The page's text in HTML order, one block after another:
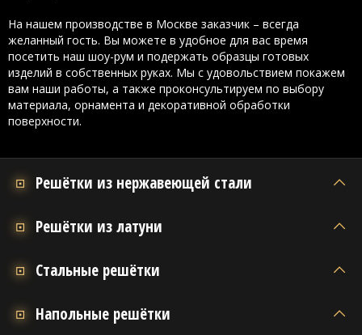
На нашем производстве в Москве заказчик – всегда
желанный гость. Вы можете в удобное для вас время
посетить наш шоу-рум и подержать образцы готовых
изделий в собственных руках. Мы с удовольствием покажем
вам наши работы, а также проконсультируем по выбору
материала, орнамента и декоративной обработки
поверхности.
Решётки из нержавеющей стали
Решётки из латуни
Стальные решётки
Напольные решётки